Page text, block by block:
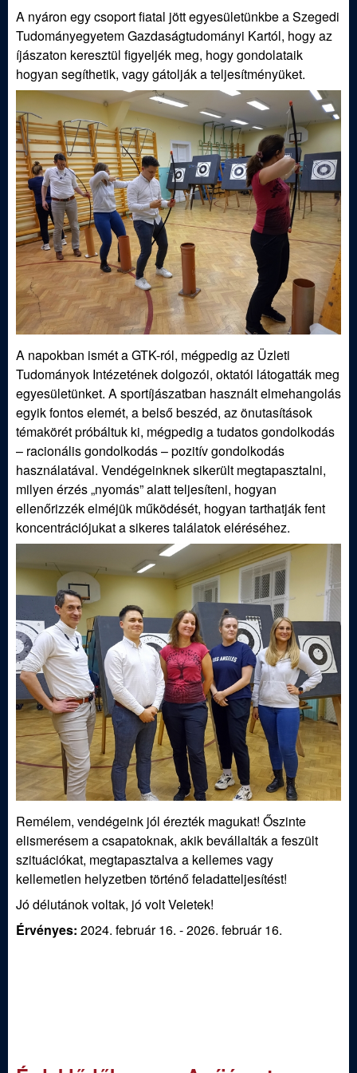
á
s
z
E
g
y
e
s
ü
e
A nyáron egy csoport fiatal jött egyesületünkbe a Szegedi
Tudományegyetem Gazdaságtudományi Kartól, hogy az
íjászaton keresztül figyeljék meg, hogy gondolataik
hogyan segíthetik, vagy gátolják a teljesítményüket.
A napokban ismét a GTK-ról, mégpedig az Üzleti
Tudományok Intézetének dolgozói, oktatói látogatták meg
egyesületünket. A sportíjászatban használt elmehangolás
egyik fontos elemét, a belső beszéd, az önutasítások
témakörét próbáltuk ki, mégpedig a tudatos gondolkodás
– racionális gondolkodás – pozitív gondolkodás
használatával. Vendégeinknek sikerült megtapasztalni,
milyen érzés „nyomás” alatt teljesíteni, hogyan
ellenőrizzék elméjük működését, hogyan tarthatják fent
koncentrációjukat a sikeres találatok eléréséhez.
Remélem, vendégeink jól érezték magukat! Őszinte
elismerésem a csapatoknak, akik bevállalták a feszült
szituációkat, megtapasztalva a kellemes vagy
kellemetlen helyzetben történő feladatteljesítést!
Jó délutánok voltak, jó volt Veletek!
Érvényes: 2024. február 16. -2026. február 16.